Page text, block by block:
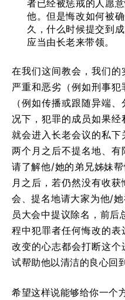
者已经被惩戒的人愿
他。但是悔改如何被
久，什么时候提交到
应当由长老来带领。
在我们这间教会，我们
严重和恶劣（例如刑事
（例如传播或跟随异端
况下，犯罪的成员如果经
就会进入长老会议的私
两个月之后不提名地、有
请了解他/她的弟兄姊妹
月之后，若仍然没有收
会、提名地请大家为他/
员大会中提议除名，前
程中犯罪者任何悔改的
改变的心志都会打断这
试帮助他以清洁的良心回
希望这样说能够给你一个